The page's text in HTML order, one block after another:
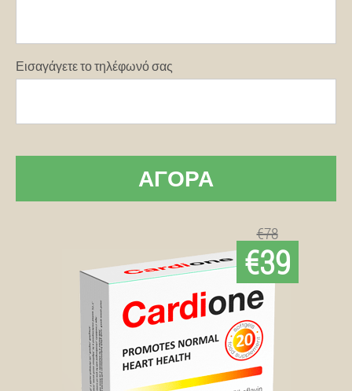
Εισαγάγετε το τηλέφωνό σας
ΑΓΟΡΆ
€78
€39